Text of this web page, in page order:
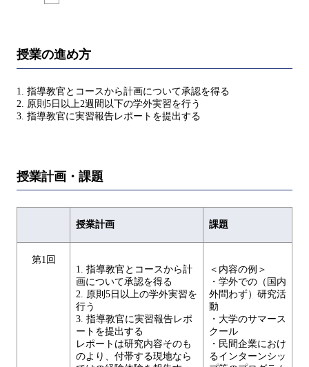
授業の進め方
1. 指導教官とコースから計画について承認を得る
2. 原則5日以上2週間以下の学外実習を行う
3. 指導教官に実習報告レポートを提出する
授業計画・課題
授業計画 課題
第1回
1. 指導教官とコースから計
画について承認を得る
2. 原則5日以上の学外実習を
行う
3. 指導教官に実習報告レポ
ートを提出する
レポートは研究内容そのも
のより、付帯する現地なら
＜内容の例＞
・学外での（国内
外問わず）研究活
動
・大学のサマース
クール
・民間企業におけ
るインターンシッ